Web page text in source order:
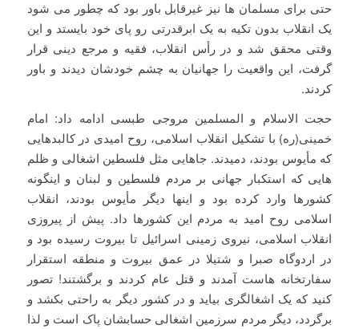
حتی برای مسلمان ها نیز غیرقابل باور بود که چطور می شود
یک انقلاب بدون تکیه به یک ابرقدرتی رو پای خود بایستد و این
وقتی محقق شد و در رأس انقلاب، فقیه و مرجع دینی قرار
گرفت، این واقعیت را جهانیان به چشم خودشان دیدند و باور
کردند.
حجت الاسلام و المسلمین مروجی طبسی ادامه داد: امام
خمینی(ره) با تشکیل انقلاب اسلامی، روح امیدی در کالبدهایی
که مأیوس بودند، دمیدند. جاهایی مثل فلسطین اشغالی و ظلم
هایی که استکبار جهانی بر مردم فلسطین و لبنان و اینگونه
کشورها وارد کرده بود و اینها دیگر مأیوس بودند، انقلاب
اسلامی روح امید به مردم این کشورها داد. پیش از پیروزی
انقلاب اسلامی، نیروی زمینی اسرائیل تا بیروت رسیده بود و
در اردوگاه صبرا و شتیلا در عمق بیروت و منطقه استقرار
سفارتخانه هاست آمدند و قتل عام کردند و برگشتند! تصور
کنید که یک اشغالگری بیاید و در کشور دیگر به راحتی بکشد و
برگردد، دیگر مردم سرزمین اشغالی حسابشان پاک است و لذا